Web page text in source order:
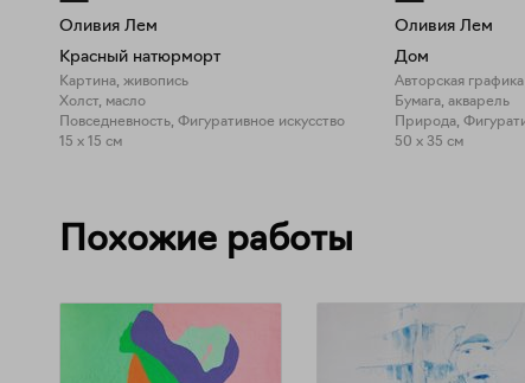
Оливия Лем
Красный натюрморт
Картина, живопись
Холст, масло
Повседневность, Фигуративное искусство
15 x 15 см
Оливия Лем
Дом
Авторская графика
Бумага, акварель
50 x 35 см
Похожие работы